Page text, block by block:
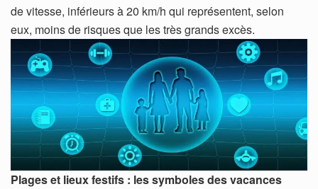
de vitesse, inférieurs à 20 km/h qui représentent, selon
eux, moins de risques que les très grands excès.
Plages et lieux festifs : les symboles des vacances